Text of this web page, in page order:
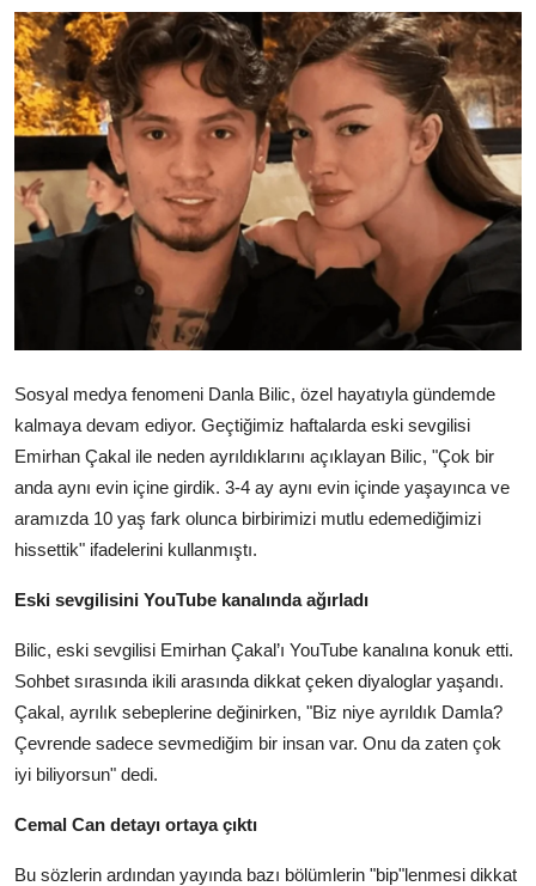
Sosyal medya fenomeni Danla Bilic, özel hayatıyla gündemde
kalmaya devam ediyor. Geçtiğimiz haftalarda eski sevgilisi
Emirhan Çakal ile neden ayrıldıklarını açıklayan Bilic, "Çok bir
anda aynı evin içine girdik. 3-4 ay aynı evin içinde yaşayınca ve
aramızda 10 yaş fark olunca birbirimizi mutlu edemediğimizi
hissettik" ifadelerini kullanmıştı.
Eski sevgilisini YouTube kanalında ağırladı
Bilic, eski sevgilisi Emirhan Çakal’ı YouTube kanalına konuk etti.
Sohbet sırasında ikili arasında dikkat çeken diyaloglar yaşandı.
Çakal, ayrılık sebeplerine değinirken, "Biz niye ayrıldık Damla?
Çevrende sadece sevmediğim bir insan var. Onu da zaten çok
iyi biliyorsun" dedi.
Cemal Can detayı ortaya çıktı
Bu sözlerin ardından yayında bazı bölümlerin "bip"lenmesi dikkat